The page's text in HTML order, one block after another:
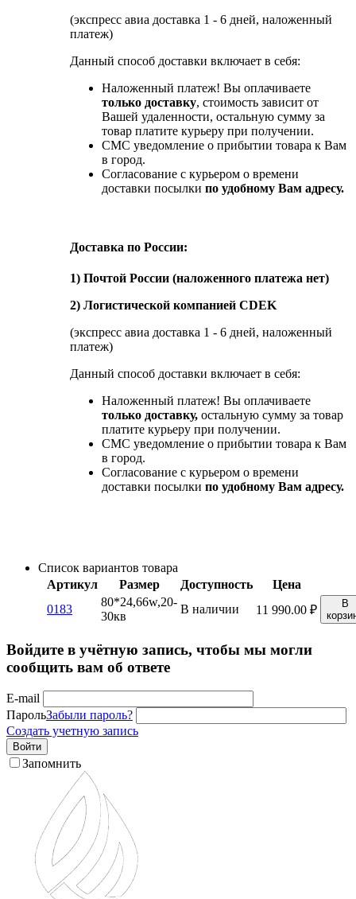
(экспресс авиа доставка 1 - 6 дней, наложенный
платеж)
Данный способ доставки включает в себя:
Наложенный платеж! Вы оплачиваете
только доставку, стоимость зависит от
Вашей удаленности, остальную сумму за
товар платите курьеру при получении.
СМС уведомление о прибытии товара к Вам
в город.
Согласование с курьером о времени
доставки посылки по удобному Вам адресу.
Доставка по России:
1) Почтой России (наложенного платежа нет)
2) Логистической компанией CDEK
(экспресс авиа доставка 1 - 6 дней, наложенный
платеж)
Данный способ доставки включает в себя:
Наложенный платеж! Вы оплачиваете
только доставку, остальную сумму за товар
платите курьеру при получении.
СМС уведомление о прибытии товара к Вам
в город.
Согласование с курьером о времени
доставки посылки по удобному Вам адресу.
Список вариантов товара
Артикул
Размер Доступность
Цена
0183
80*24,66w,20-
30кв
В наличии 11 990.00 ₽
В
Войдите в учётную запись, чтобы мы могли
сообщить вам об ответе
E-mail
ПарольЗабыли пароль?
Создать учетную запись
Войти
Запомнить